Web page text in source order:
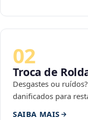
02
Troca de
Desgastes ou
danificados para
SAIBA MAIS